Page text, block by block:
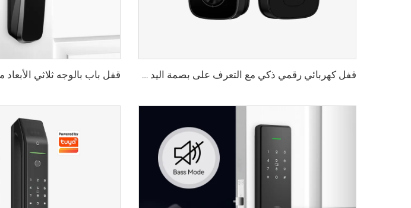
قفل كهربائي رقمي ذكي مع التعرف على بصمة اليد والأوردة باستخدام البطاقة للمنزل Tenon K10 Pro